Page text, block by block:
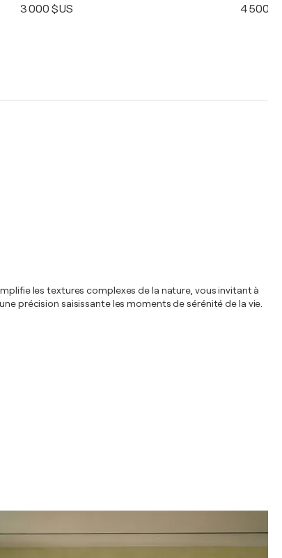
3 000 $US 4 500
les textures complexes de la nature, vous invitant à
précision saisissante les moments de sérénité de la vie.